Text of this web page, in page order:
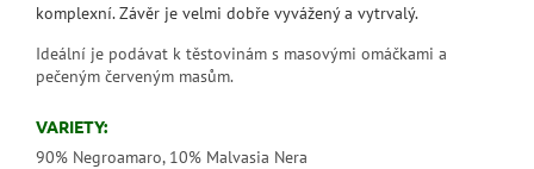
komplexní. Závěr je velmi dobře vyvážený a vytrvalý.
Ideální je podávat k těstovinám s masovými omáčkami a
pečeným červeným masům.
VARIETY:
90% Negroamaro, 10% Malvasia Nera